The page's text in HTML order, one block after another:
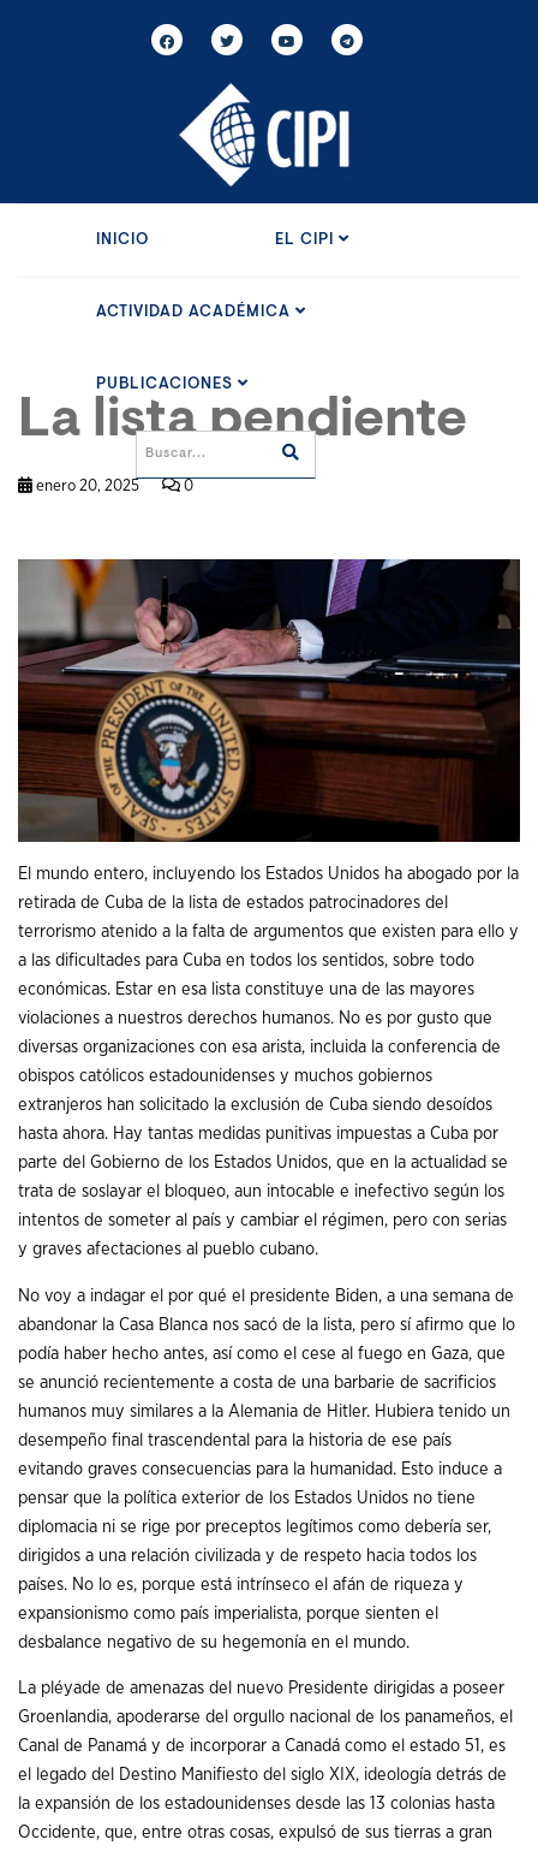
INICIO EL CIPI
ACTIVIDAD ACADÉMICA
PUBLICACIONES
La lista pendiente
enero 20, 2025 0
El mundo entero, incluyendo los Estados Unidos ha abogado por la
retirada de Cuba de la lista de estados patrocinadores del
terrorismo atenido a la falta de argumentos que existen para ello y
a las dificultades para Cuba en todos los sentidos, sobre todo
económicas. Estar en esa lista constituye una de las mayores
violaciones a nuestros derechos humanos. No es por gusto que
diversas organizaciones con esa arista, incluida la conferencia de
obispos católicos estadounidenses y muchos gobiernos
extranjeros han solicitado la exclusión de Cuba siendo desoídos
hasta ahora. Hay tantas medidas punitivas impuestas a Cuba por
parte del Gobierno de los Estados Unidos, que en la actualidad se
trata de soslayar el bloqueo, aun intocable e inefectivo según los
intentos de someter al país y cambiar el régimen, pero con serias
y graves afectaciones al pueblo cubano.
No voy a indagar el por qué el presidente Biden, a una semana de
abandonar la Casa Blanca nos sacó de la lista, pero sí afirmo que lo
podía haber hecho antes, así como el cese al fuego en Gaza, que
se anunció recientemente a costa de una barbarie de sacrificios
humanos muy similares a la Alemania de Hitler. Hubiera tenido un
desempeño final trascendental para la historia de ese país
evitando graves consecuencias para la humanidad. Esto induce a
pensar que la política exterior de los Estados Unidos no tiene
diplomacia ni se rige por preceptos legítimos como debería ser,
dirigidos a una relación civilizada y de respeto hacia todos los
países. No lo es, porque está intrínseco el afán de riqueza y
expansionismo como país imperialista, porque sienten el
desbalance negativo de su hegemonía en el mundo.
La pléyade de amenazas del nuevo Presidente dirigidas a poseer
Groenlandia, apoderarse del orgullo nacional de los panameños, el
Canal de Panamá y de incorporar a Canadá como el estado 51, es
el legado del Destino Manifiesto del siglo XIX, ideología detrás de
la expansión de los estadounidenses desde las 13 colonias hasta
Occidente, que, entre otras cosas, expulsó de sus tierras a gran